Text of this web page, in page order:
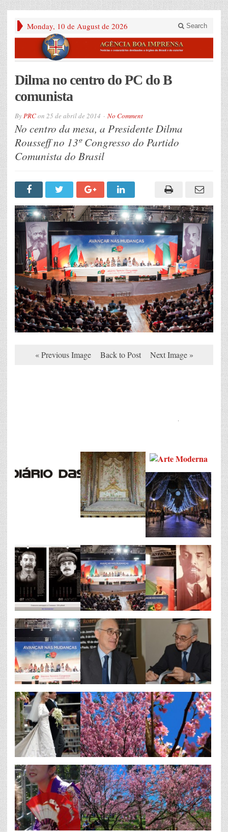
Monday, 10 de August de 2026 Search
Dilma no centro do PC do B
comunista
ByPRCon 25 de abril de 2014 No Comment
No centro da mesa, a Presidente Dilma
Rousseff no 13º Congresso do Partido
Comunista do Brasil
« Previous Image Back to Post Next Image »